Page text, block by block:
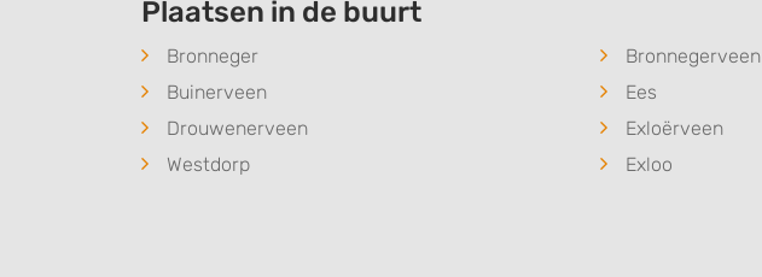
Plaatsen in de buurt
Bronneger Bronnegerveen
Buinerveen
Ees
Drouwenerveen
Exloërveen
Westdorp
Exloo